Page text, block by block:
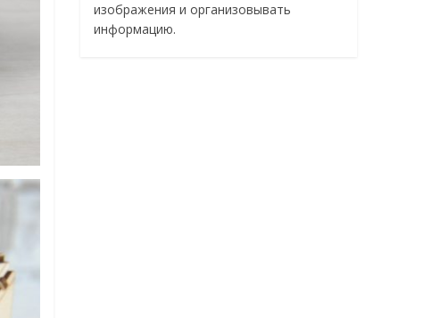
изображения и организовывать
информацию.